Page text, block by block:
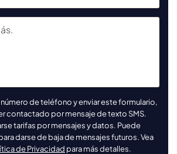
de teléfono y enviar este formulario,
contactado por mensaje de texto SMS.
tarifas por mensajes y datos. Puede
darse de baja de mensajes futuros. Vea
de Privacidad para más detalles.